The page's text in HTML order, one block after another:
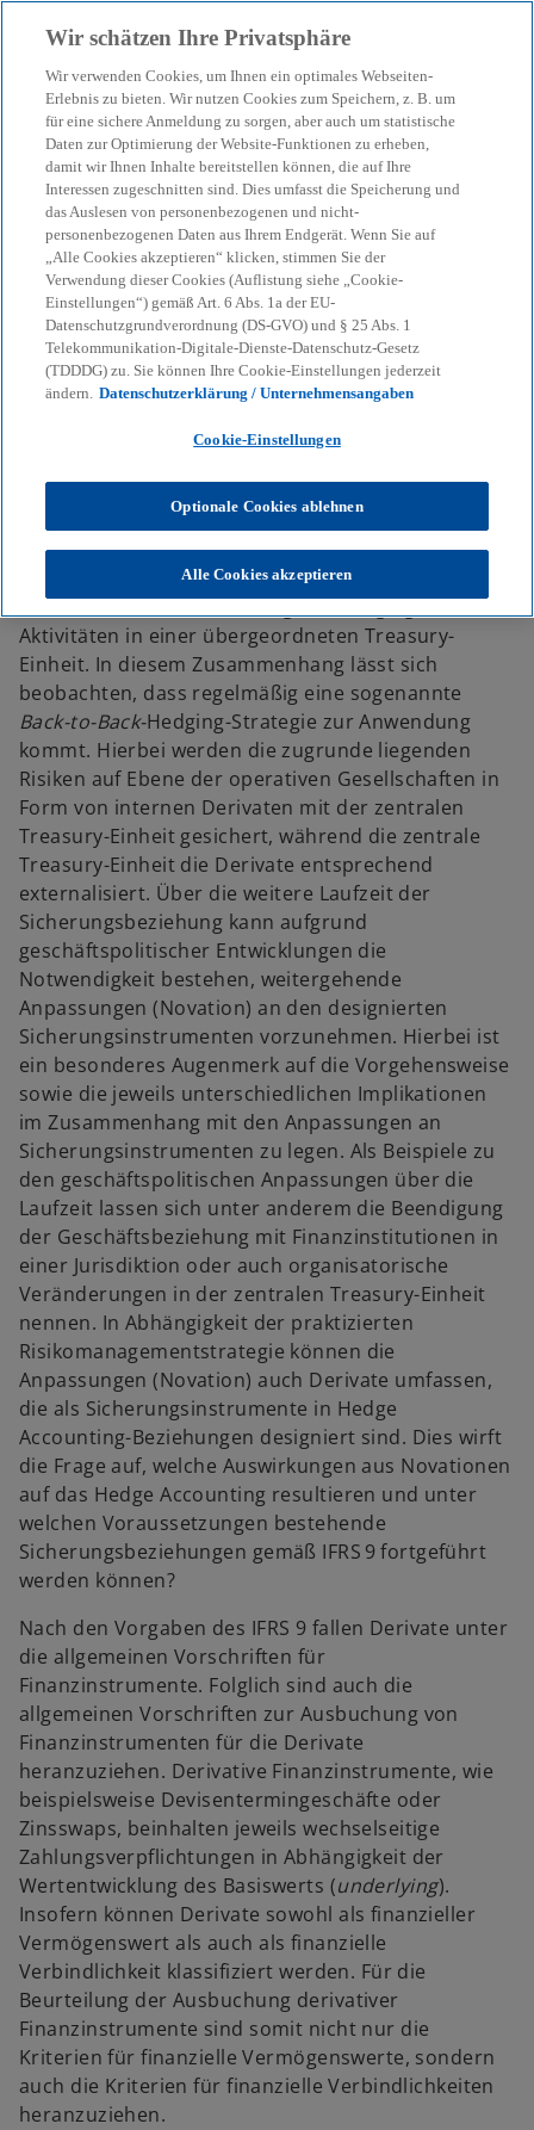
menu search
KPMG Corporate Treasury News
Novationen von
Sicherungsinstrumenten
Auswirkungen auf das Hedge Accounting
18-12-2025
Novationen von Sicherungsinstrumenten
Zahlreiche Industrieunternehmen verfolgen im
Rahmen ihres finanziellen Risikomanagements eine
zunehmende Zentralisierung der Hedging-
Aktivitäten in einer übergeordneten Treasury-
Einheit. In diesem Zusammenhang lässt sich
beobachten, dass regelmäßig eine sogenannte
Back-to-Back-Hedging-Strategie zur Anwendung
kommt. Hierbei werden die zugrunde liegenden
Risiken auf Ebene der operativen Gesellschaften in
Form von internen Derivaten mit der zentralen
Treasury-Einheit gesichert, während die zentrale
Treasury-Einheit die Derivate entsprechend
externalisiert. Über die weitere Laufzeit der
Sicherungsbeziehung kann aufgrund
geschäftspolitischer Entwicklungen die
Notwendigkeit bestehen, weitergehende
Anpassungen (Novation) an den designierten
Sicherungsinstrumenten vorzunehmen. Hierbei ist
ein besonderes Augenmerk auf die Vorgehensweise
sowie die jeweils unterschiedlichen Implikationen
im Zusammenhang mit den Anpassungen an
Sicherungsinstrumenten zu legen. Als Beispiele zu
den geschäftspolitischen Anpassungen über die
Laufzeit lassen sich unter anderem die Beendigung
der Geschäftsbeziehung mit Finanzinstitutionen in
einer Jurisdiktion oder auch organisatorische
Veränderungen in der zentralen Treasury-Einheit
nennen. In Abhängigkeit der praktizierten
Risikomanagementstrategie können die
Anpassungen (Novation) auch Derivate umfassen,
die als Sicherungsinstrumente in Hedge
Accounting-Beziehungen designiert sind. Dies wirft
die Frage auf, welche Auswirkungen aus Novationen
auf das Hedge Accounting resultieren und unter
welchen Voraussetzungen bestehende
Sicherungsbeziehungen gemäß IFRS 9 fortgeführt
werden können?
Nach den Vorgaben des IFRS 9 fallen Derivate unter
die allgemeinen Vorschriften für
Finanzinstrumente. Folglich sind auch die
allgemeinen Vorschriften zur Ausbuchung von
Finanzinstrumenten für die Derivate
heranzuziehen. Derivative Finanzinstrumente, wie
beispielsweise Devisentermingeschäfte oder
Zinsswaps, beinhalten jeweils wechselseitige
Zahlungsverpflichtungen in Abhängigkeit der
Wertentwicklung des Basiswerts (underlying).
Insofern können Derivate sowohl als finanzieller
Vermögenswert als auch als finanzielle
Verbindlichkeit klassifiziert werden. Für die
Beurteilung der Ausbuchung derivativer
Finanzinstrumente sind somit nicht nur die
Kriterien für finanzielle Vermögenswerte, sondern
auch die Kriterien für finanzielle Verbindlichkeiten
heranzuziehen.
Wir schätzen Ihre Privatsphäre
Wir verwenden Cookies, um Ihnen ein optimales Webseiten-
Erlebnis zu bieten. Wir nutzen Cookies zum Speichern, z. B. um
für eine sichere Anmeldung zu sorgen, aber auch um statistische
Daten zur Optimierung der Website-Funktionen zu erheben,
damit wir Ihnen Inhalte bereitstellen können, die auf Ihre
Interessen zugeschnitten sind. Dies umfasst die Speicherung und
das Auslesen von personenbezogenen und nicht-
personenbezogenen Daten aus Ihrem Endgerät. Wenn Sie auf
„Alle Cookies akzeptieren“ klicken, stimmen Sie der
Verwendung dieser Cookies (Auflistung siehe „Cookie-
Einstellungen“) gemäß Art. 6 Abs. 1a der EU-
Datenschutzgrundverordnung (DS-GVO) und § 25 Abs. 1
Telekommunikation-Digitale-Dienste-Datenschutz-Gesetz
(TDDDG) zu. Sie können Ihre Cookie-Einstellungen jederzeit
ändern. Datenschutzerklärung / Unternehmensangaben
Cookie-Einstellungen
Optionale Cookies ablehnen
Alle Cookies akzeptieren